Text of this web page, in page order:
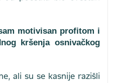
motivisan profitom i
kršenja osnivačkog
ali su se kasnije razišli